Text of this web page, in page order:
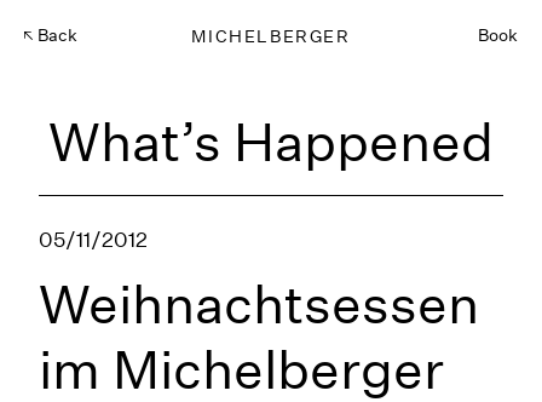
Back MICHELBERGER Book
What’s Happened
05/11/2012
Weihnachtsessen
im Michelberger